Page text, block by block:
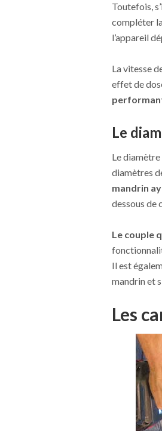
Toutefois,
compléter
l’appareil
La vitesse
effet de
Le
Le
diamètres
mandrin
dessous de
Le couple
Il est
mandrin et
Les